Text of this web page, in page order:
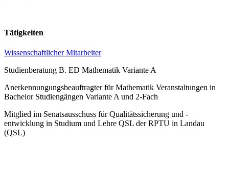
Tätigkeiten
Wissenschaftlicher Mitarbeiter
Studienberatung B. ED Mathematik Variante A
Anerkennungungsbeauftragter für Mathematik Veranstaltungen in
Bachelor Studiengängen Variante A und 2-Fach
Mitglied im Senatsausschuss für Qualitätssicherung und -
entwicklung in Studium und Lehre QSL der RPTU in Landau
(QSL)